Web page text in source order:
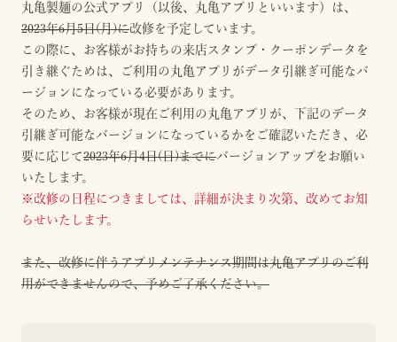
丸亀製麺の公式アプリ（以後、丸亀アプリといいます）は、
2023年6月5日(月)に改修を予定しています。
この際に、お客様がお持ちの来店スタンプ・クーポンデータを
引き継ぐためは、ご利用の丸亀アプリがデータ引継ぎ可能なバ
ージョンになっている必要があります。
そのため、お客様が現在ご利用の丸亀アプリが、下記のデータ
引継ぎ可能なバージョンになっているかをご確認いただき、必
要に応じて2023年6月4日(日)までにバージョンアップをお願い
いたします。
※改修の日程につきましては、詳細が決まり次第、改めてお知
らせいたします。
また、改修に伴うアプリメンテナンス期間は丸亀アプリのご利
用ができませんので、予めご了承ください。